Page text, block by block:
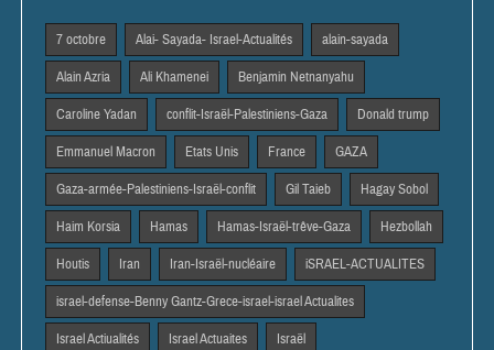
7 octobre Alai- Sayada- Israel-Actualités alain-sayada
Alain Azria Ali Khamenei Benjamin Netnanyahu
Caroline Yadan conflit-Israël-Palestiniens-Gaza Donald trump
Emmanuel Macron Etats Unis France GAZA
Gaza-armée-Palestiniens-Israël-conflit Gil Taieb Hagay Sobol
Haim Korsia Hamas Hamas-Israël-trêve-Gaza Hezbollah
Houtis Iran Iran-Israël-nucléaire iSRAEL-ACTUALITES
israel-defense-Benny Gantz-Grece-israel-israel Actualites
Israel Actiualités Israel Actuaites Israël